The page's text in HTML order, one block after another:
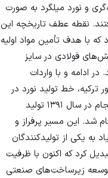
و نورد میلگرد به صورت
نقطه عطف تاریخچه این
۱۳۸۹ بازمی‌گردد که با هدف تأمین مواد اولیه
فولادی در سایز
شد. در ادامه و با واردات
ترکیه، خط تولید نورد در
سال ۱۳۹۰ تکمیل گردید و سرانجام در سال ۱۳۹۱ تولید
شد. این مسیر پرفراز و
به یکی از تولیدکنندگان
کرد که اکنون با ظرفیت
به توسعه زیرساخت‌های صنعتی